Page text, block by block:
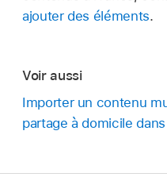
ajouter des éléments.
Voir aussi
Importer un contenu
partage à domicile